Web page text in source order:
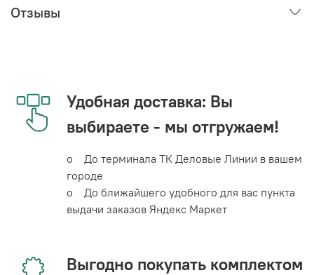
Отзывы
Удобная доставка: Вы
выбираете - мы отгружаем!
o До терминала ТК Деловые Линии в вашем
городе
o До ближайшего удобного для вас пункта
выдачи заказов Яндекс Маркет
Выгодно покупать комплектом